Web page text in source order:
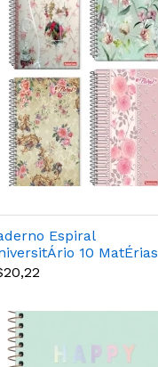
Espiral
10 MatÉrias
200 Folhas -